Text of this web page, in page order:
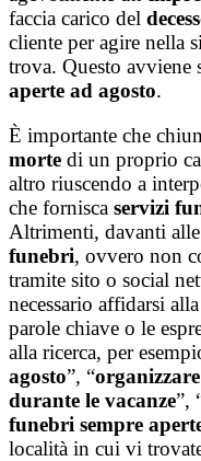
faccia carico del
cliente per agire nella
trova. Questo avviene
aperte ad agosto.
È importante che
morte di un proprio
altro riuscendo a
che fornisca servizi
Altrimenti, davanti
funebri, ovvero non
tramite sito o social
necessario affidarsi
parole chiave o le
alla ricerca, per
agosto”, “
durante le vacanze”,
funebri sempre
località in cui vi